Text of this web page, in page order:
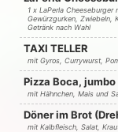
1 x LaPerla Cheeseburger
Gewürzgurken, Zwiebeln,
Getränk nach Wahl
TAXI TELLER
mit Gyros, Currywurst,
Pizza Boca, jumbo
mit Hähnchen, Mais und
Döner im Brot
mit Kalbfleisch, Salat,